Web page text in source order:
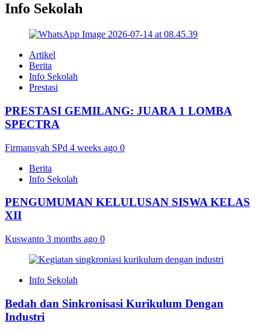
Info Sekolah
Artikel
Berita
Info Sekolah
Prestasi
PRESTASI GEMILANG: JUARA 1 LOMBA
SPECTRA
Firmansyah SPd 4 weeks ago 0
Berita
Info Sekolah
PENGUMUMAN KELULUSAN SISWA KELAS
XII
Kuswanto 3 months ago 0
Info Sekolah
Bedah dan Sinkronisasi Kurikulum Dengan
Industri